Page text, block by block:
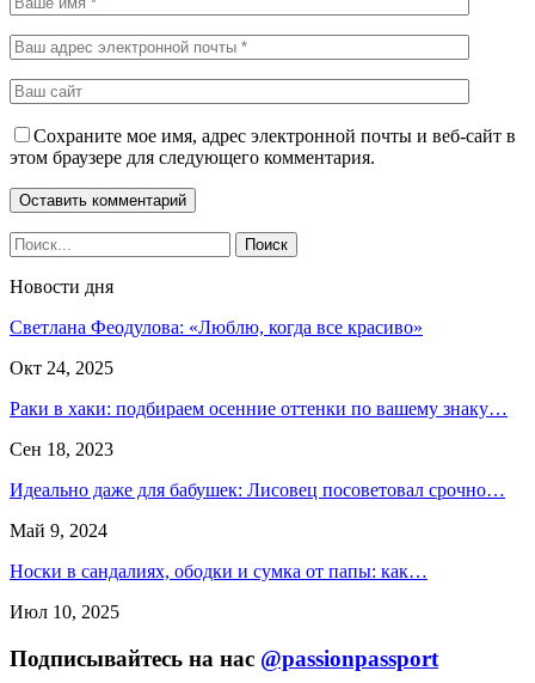
Сохраните мое имя, адрес электронной почты и веб-сайт в
этом браузере для следующего комментария.
Новости дня
Светлана Феодулова: «Люблю, когда все красиво»
Окт 24, 2025
Раки в хаки: подбираем осенние оттенки по вашему знаку…
Сен 18, 2023
Идеально даже для бабушек: Лисовец посоветовал срочно…
Май 9, 2024
Носки в сандалиях, ободки и сумка от папы: как…
Июл 10, 2025
Подписывайтесь на нас @passionpassport